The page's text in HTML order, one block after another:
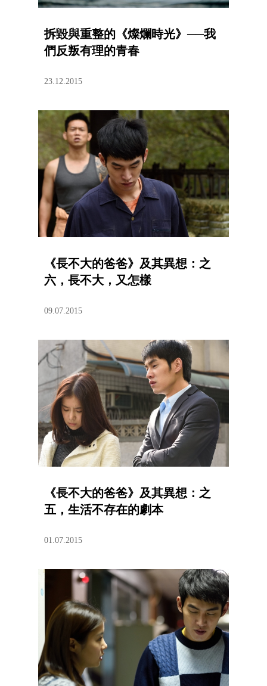
拆毀與重整的《燦爛時光》──我
們反叛有理的青春
23.12.2015
《長不大的爸爸》及其異想：之
六，長不大，又怎樣
09.07.2015
《長不大的爸爸》及其異想：之
五，生活不存在的劇本
01.07.2015